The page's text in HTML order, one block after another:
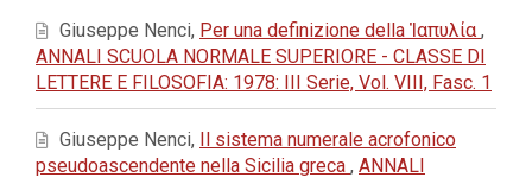
Giuseppe Nenci, Per una definizione della Ἰαπυλία ,
ANNALI SCUOLA NORMALE SUPERIORE - CLASSE DI
LETTERE E FILOSOFIA: 1978: III Serie, Vol. VIII, Fasc. 1
Giuseppe Nenci, Il sistema numerale acrofonico
pseudoascendente nella Sicilia greca , ANNALI